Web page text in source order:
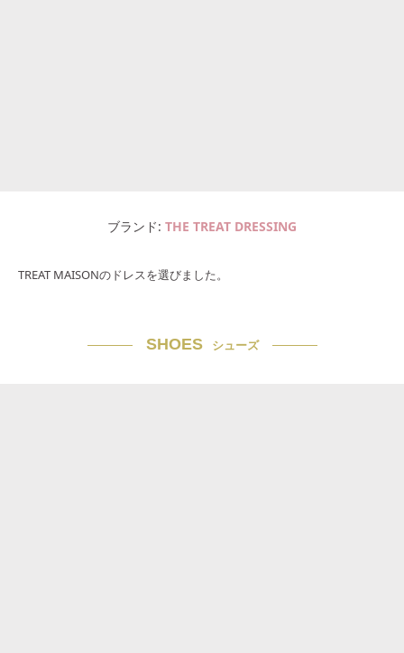
ブランド THE TREAT DRESSING
TREAT MAISONのドレスを選びました。
SHOES シューズ